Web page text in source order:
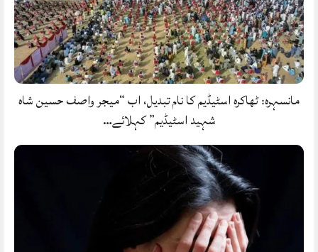
مانسہرہ: ٹھاکرہ اسٹیڈیم کا نام تبدیل، اب “میجر واصف حسین شاہ
شہید اسٹیڈیم” کہلائے…